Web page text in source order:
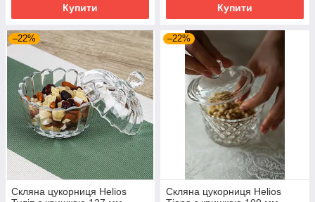
Купити Купити
–22%
Скляна цукорниця Helios
–22%
Скляна цукорниця Helios